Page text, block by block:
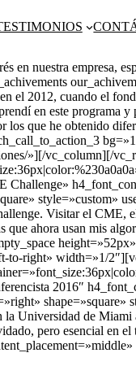
nuestra empresa,
el 2012, cuando el
en este programa
los que he obtenido
»][/vc_column][/
style=»custom»
Visitar el CME,
ahora usan mis
right» width=»1/
2016″
shape=»square»
Universidad de Miami
pero esencial en el